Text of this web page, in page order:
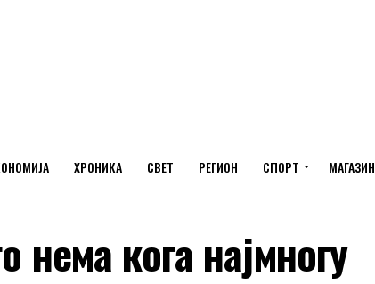
ХРОНИКА СВЕТ РЕГИОН СПОРТ МАГАЗИН
нема кога најмногу